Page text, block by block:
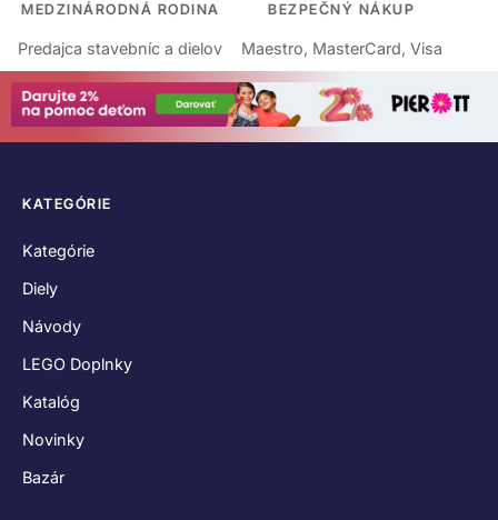
MEDZINÁRODNÁ RODINA
Predajca stavebníc a dielov
BEZPEČNÝ NÁKUP
Maestro, MasterCard, Visa
KATEGÓRIE
Kategórie
Diely
Návody
LEGO Doplnky
Katalóg
Novinky
Bazár